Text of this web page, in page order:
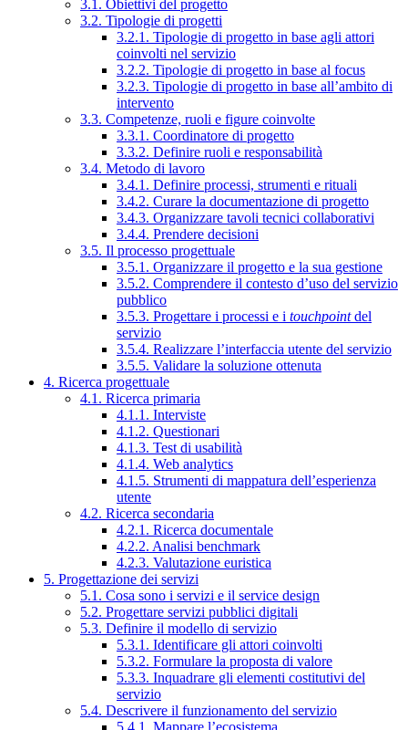
3.1. Obiettivi del progetto
3.2. Tipologie di progetti
3.2.1. Tipologie di progetto in base agli attori
coinvolti nel servizio
3.2.2. Tipologie di progetto in base al focus
3.2.3. Tipologie di progetto in base all’ambito di
intervento
3.3. Competenze, ruoli e figure coinvolte
3.3.1. Coordinatore di progetto
3.3.2. Definire ruoli e responsabilità
3.4. Metodo di lavoro
3.4.1. Definire processi, strumenti e rituali
3.4.2. Curare la documentazione di progetto
3.4.3. Organizzare tavoli tecnici collaborativi
3.4.4. Prendere decisioni
3.5. Il processo progettuale
3.5.1. Organizzare il progetto e la sua gestione
3.5.2. Comprendere il contesto d’uso del servizio
pubblico
3.5.3. Progettare i processi e i touchpointdel
servizio
3.5.4. Realizzare l’interfaccia utente del servizio
3.5.5. Validare la soluzione ottenuta
4. Ricerca progettuale
4.1. Ricerca primaria
4.1.1. Interviste
4.1.2. Questionari
4.1.3. Test di usabilità
4.1.4. Web analytics
4.1.5. Strumenti di mappatura dell’esperienza
utente
4.2. Ricerca secondaria
4.2.1. Ricerca documentale
4.2.2. Analisi benchmark
4.2.3. Valutazione euristica
5. Progettazione dei servizi
5.1. Cosa sono i servizi e il service design
5.2. Progettare servizi pubblici digitali
5.3. Definire il modello di servizio
5.3.1. Identificare gli attori coinvolti
5.3.2. Formulare la proposta di valore
5.3.3. Inquadrare gli elementi costitutivi del
servizio
5.4. Descrivere il funzionamento del servizio
5.4.1. Mappare l’ecosistema